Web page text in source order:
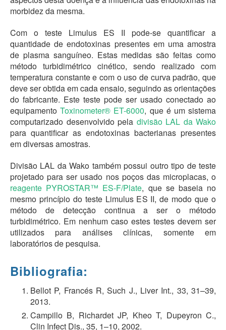
morbidez da mesma.
Com o teste Limulus ES II pode-se quantificar a
quantidade de endotoxinas presentes em uma amostra
de plasma sanguíneo. Estas medidas são feitas como
método turbidimétrico cinético, sendo realizado com
temperatura constante e com o uso de curva padrão, que
deve ser obtida em cada ensaio, seguindo as orientações
do fabricante. Este teste pode ser usado conectado ao
equipamentoToxinometer® ET-6000, que é um sistema
computarizado desenvolvido pela divisão LAL da Wako
para quantificar as endotoxinas bacterianas presentes
em diversas amostras.
Divisão LAL da Wako também possui outro tipo de teste
projetado para ser usado nos poços das microplacas, o
reagente PYROSTAR™ ES-F/Plate, que se baseia no
mesmo princípio do teste Limulus ES II, de modo que o
método de detecção continua a ser o método
turbidimétrico. Em nenhum caso estes testes devem ser
utilizados para análises clínicas, somente em
laboratórios de pesquisa.
Bibliografia:
Bellot P, Francés R, Such J., Liver Int., 33, 31–39,
2013.
Campillo B, Richardet JP, Kheo T, Dupeyron C.,
Clin Infect Dis., 35, 1–10, 2002.